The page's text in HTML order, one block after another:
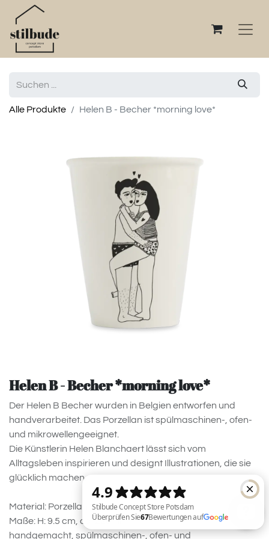
Alle Produkte Helen B - Becher *morning love*
Helen B - Becher *morning love*
Der Helen B Becher wurden in Belgien entworfen und
handverarbeitet. Das Porzellan ist spülmaschinen-, ofen-
und mikrowellengeeignet.
Die Künstlerin Helen Blanchaert lässt sich vom
Alltagsleben inspirieren und designt Illustrationen, die sie
glücklich machen.
Material: Porzellan
Maße: H: 9.5 cm, ca. 220ml
handgemacht, spülmaschinen-, ofen- und